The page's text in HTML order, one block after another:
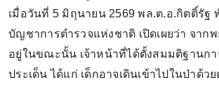
เมื่อวันที่ 5 มิถุนายน 2569 พล.ต.อ.กิตติ์รัฐ
บัญชาการตำรวจแห่งชาติ เปิดเผยว่า จาก
อยู่ในขณะนั้น เจ้าหน้าที่ได้ตั้งสมมติฐานกา
ประเด็น ได้แก่ เด็กอาจเดินเข้าไปในป่าด้ว